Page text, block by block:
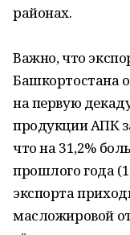
районах.
Важно, что
Башкортостана
на первую
продукции АПК
что на 31,2%
прошлого года
экспорта
масложировой